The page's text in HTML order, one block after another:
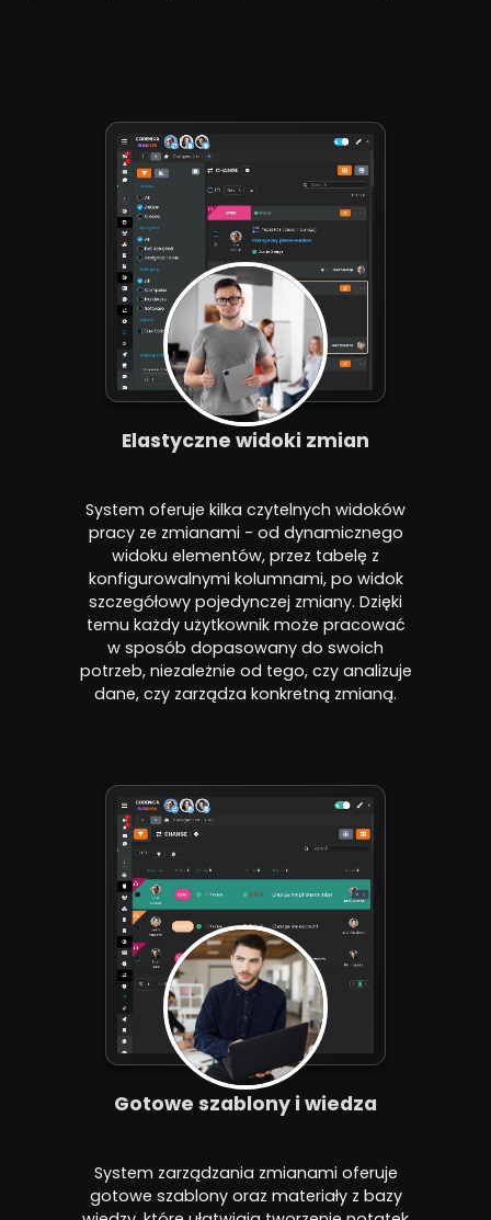
Elastyczne widoki zmian
System oferuje kilka czytelnych widoków
pracy ze zmianami - od dynamicznego
widoku elementów, przez tabelę z
konfigurowalnymi kolumnami, po widok
szczegółowy pojedynczej zmiany. Dzięki
temu każdy użytkownik może pracować
w sposób dopasowany do swoich
potrzeb, niezależnie od tego, czy analizuje
dane, czy zarządza konkretną zmianą.
Gotowe szablony i wiedza
System zarządzania zmianami oferuje
gotowe szablony oraz materiały z bazy